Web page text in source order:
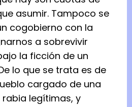
asumir. Tampoco se
cogobierno con la
a sobrevivir
la ficción de un
lo que se trata es de
cargado de una
legítimas, y